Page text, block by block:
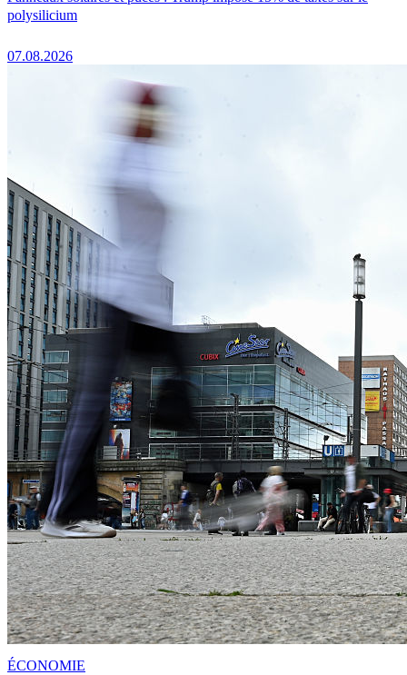
polysilicium
07.08.2026
ÉCONOMIE